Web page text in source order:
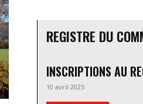
REGISTRE DU
INSCRIPTIONS AU
10 avril 2025